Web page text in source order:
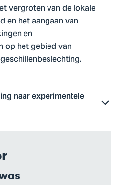
vergroten van de lokale
en het aangaan van
en
op het gebied van
naar experimentele